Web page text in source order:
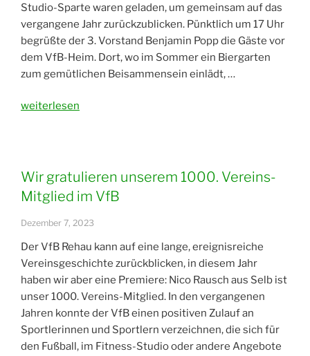
Studio-Sparte waren geladen, um gemeinsam auf das
vergangene Jahr zurückzublicken. Pünktlich um 17 Uhr
begrüßte der 3. Vorstand Benjamin Popp die Gäste vor
dem VfB-Heim. Dort, wo im Sommer ein Biergarten
zum gemütlichen Beisammensein einlädt, …
„Weihnachtsfeier
Rehau“
weiterlesen
Wir gratulieren unserem 1000. Vereins-
Mitglied im VfB
Dezember 7, 2023
Der VfB Rehau kann auf eine lange, ereignisreiche
Vereinsgeschichte zurückblicken, in diesem Jahr
haben wir aber eine Premiere: Nico Rausch aus Selb ist
unser 1000. Vereins-Mitglied. In den vergangenen
Jahren konnte der VfB einen positiven Zulauf an
Sportlerinnen und Sportlern verzeichnen, die sich für
den Fußball, im Fitness-Studio oder andere Angebote